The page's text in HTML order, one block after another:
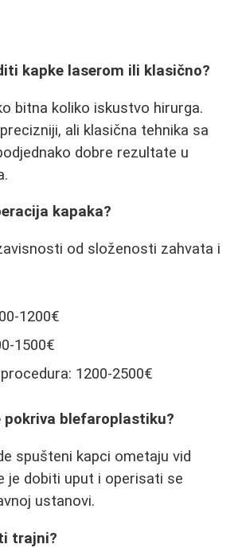
kapke laserom ili klasično?
bitna koliko iskustvo hirurga.
ali klasična tehnika sa
dobre rezultate u
kapaka?
od složenosti zahvata i
1200€
1500€
1200-2500€
pokriva blefaroplastiku?
spušteni kapci ometaju vid
je dobiti uput i operisati se
ustanovi.
trajni?